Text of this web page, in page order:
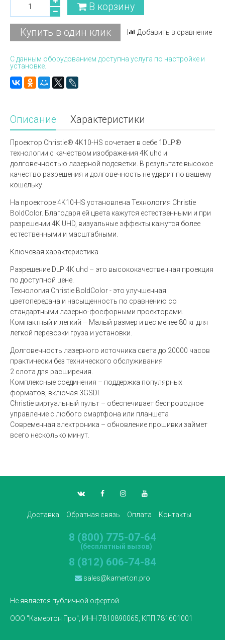
В корзину
Купить в один клик Добавить в сравнение
С данным оборудованием доступна услуга по настройке и
установке.
Описание Характеристики
Проектор Christie® 4K10-HS сочетает в себе 1DLP®
технологии с качеством изображения 4К uhd и
долговечностью лазерной подсветки. В результате высокое
качество разрешения и долговечность не ударит по вашему
кошельку.
На проекторе 4K10-HS установлена Технология Christie
BoldColor. Благодаря ей цвета кажутся естественными и при
разрешении 4K UHD, визуальные эффекты кажутся более
естественными и масштабными.
Ключевая характеристика
Разрешение DLP 4К uhd – это высококачественная проекция
по доступной цене.
Технология Christie BoldColor - это улучшенная
цветопередача и насыщенность по сравнению со
стандартными лазерно-фосфорными проекторами.
Компактный и легкий – Малый размер и вес менее 80 кг для
легкой перевозки груза и установки.
Долговечность лазерного источника света до 20000 часов
практически без технического обслуживания
2 слота для расширения.
Комплексные соединения – поддержка популярных
форматов, включая 3GSDI.
Christie виртуальный пульт – обеспечивает беспроводное
управление с любого смартфона или планшета
Современная электроника – обновление прошивки займет
всего несколько минут.
Доставка Обратная связь Оплата Контакты
8 (800) 775-07-64
(бесплатный вызов)
8 (812) 606-74-84
sales@kamerton.pro
Не является публичной офертой
ООО "Камертон Про", ИНН 7810890065, КПП 781601001